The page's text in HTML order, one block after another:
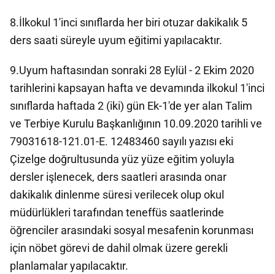
8.İlkokul 1'inci sınıflarda her biri otuzar dakikalık 5
ders saati süreyle uyum eğitimi yapılacaktır.
9.Uyum haftasından sonraki 28 Eylül - 2 Ekim 2020
tarihlerini kapsayan hafta ve devamında ilkokul 1'inci
sınıflarda haftada 2 (iki) gün Ek-1'de yer alan Talim
ve Terbiye Kurulu Başkanlığının 10.09.2020 tarihli ve
79031618-121.01-E. 12483460 sayılı yazısı eki
Çizelge doğrultusunda yüz yüze eğitim yoluyla
dersler işlenecek, ders saatleri arasında onar
dakikalık dinlenme süresi verilecek olup okul
müdürlükleri tarafından teneffüs saatlerinde
öğrenciler arasındaki sosyal mesafenin korunması
için nöbet görevi de dahil olmak üzere gerekli
planlamalar yapılacaktır.